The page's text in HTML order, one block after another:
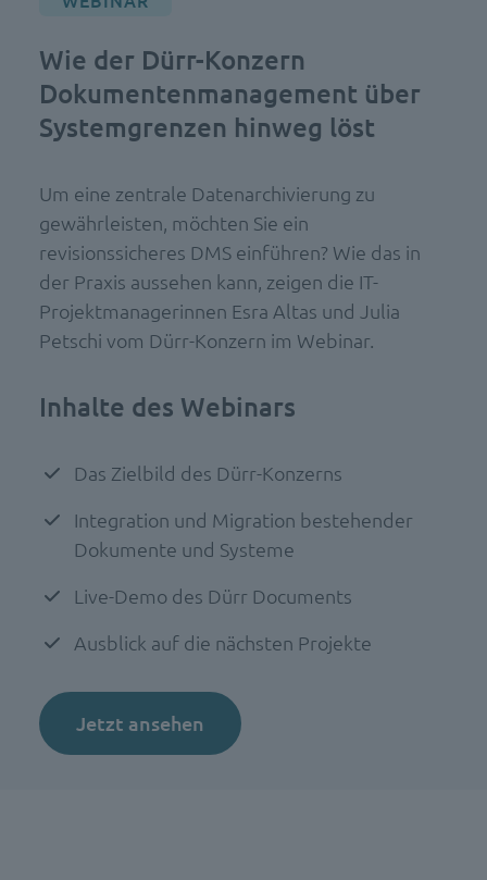
Wie der Dürr-Konzern
Dokumentenmanagement über
Systemgrenzen hinweg löst
Um eine zentrale Datenarchivierung zu
gewährleisten, möchten Sie ein
revisionssicheres DMS einführen? Wie das in
der Praxis aussehen kann, zeigen die IT-
Projektmanagerinnen Esra Altas und Julia
Petschi vom Dürr-Konzern im Webinar.
Inhalte des Webinars
Das Zielbild des Dürr-Konzerns
Integration und Migration bestehender
Dokumente und Systeme
Live-Demo des Dürr Documents
Ausblick auf die nächsten Projekte
Jetzt ansehen